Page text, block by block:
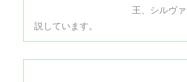
王、シルヴ
説しています。